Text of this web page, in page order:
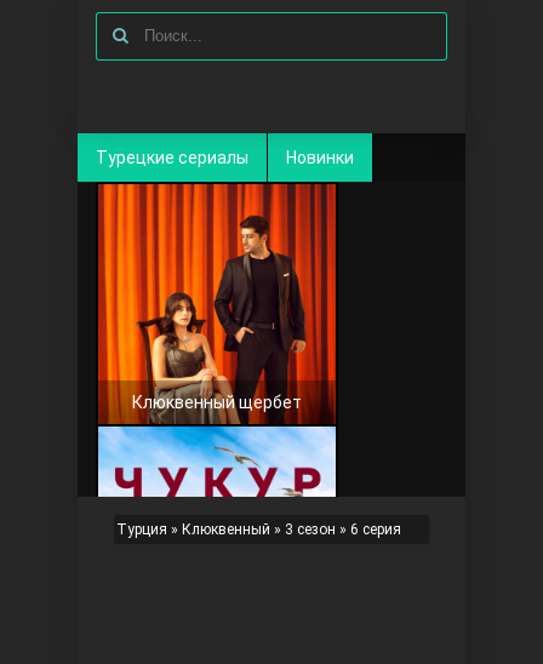
Турецкие сериалы Новинки
Клюквенный щербет
Турция » Клюквенный » 3 сезон » 6 серия